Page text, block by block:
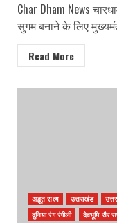
Char Dham News
सुगम बनाने के लिए
Read More
अद्भुत सत्य उत्तराखंड
दुनिया रंग रंगीली
देवभूमि सैर